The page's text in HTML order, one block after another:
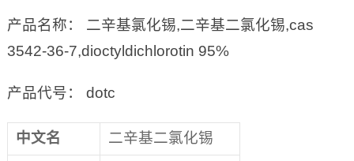
产品名称： 二辛基氯化锡,二辛基二氯化锡,cas
3542-36-7,dioctyldichlorotin 95%
产品代号： dotc
中文名 二辛基二氯化锡